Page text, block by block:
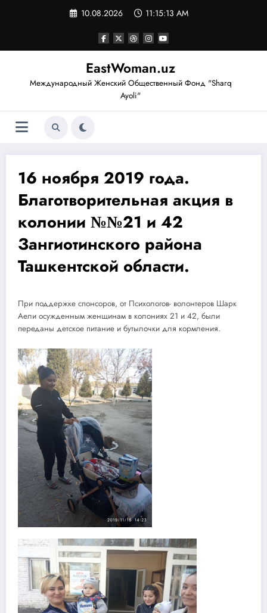
10.08.2026 11:15:14 AM
EastWoman.uz
Международный Женский Общественный Фонд "Sharq
Ayoli"
16 ноября 2019 года.
Благотворительная акция в
колонии №№21 и 42
Зангиотинского района
Ташкентской области.
При поддержке спонсоров, от Психологов- волонтеров Шарк
Аели осужденным женщинам в колониях 21 и 42, были
переданы детское питание и бутылочки для кормления.